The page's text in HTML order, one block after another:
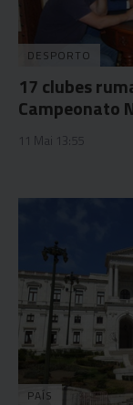
DESPORTO
17 clubes
Campeonato
11 Mai 13:55
PAÍS